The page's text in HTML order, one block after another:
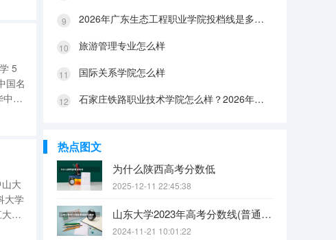
中科
大
大学
学
硕
2026年广东生态工程职业学院投档线是多少？分数线、费用与入学攻略
旅游管理专业怎么样
国际关系学院怎么样
石家庄铁路职业技术学院怎么样？2026年投档线、宿舍条件与就业前景分析
热点图文
为什么陕西高考分数低
2025-12-11 22:45:38
山东大学2023年高考分数线(普通文理)（免费二本和三本的区别）
2024-11-21 10:01:22